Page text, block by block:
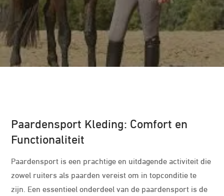
Paardensport Kleding: Comfort en
Functionaliteit
Paardensport is een prachtige en uitdagende activiteit die
zowel ruiters als paarden vereist om in topconditie te
zijn. Een essentieel onderdeel van de paardensport is de